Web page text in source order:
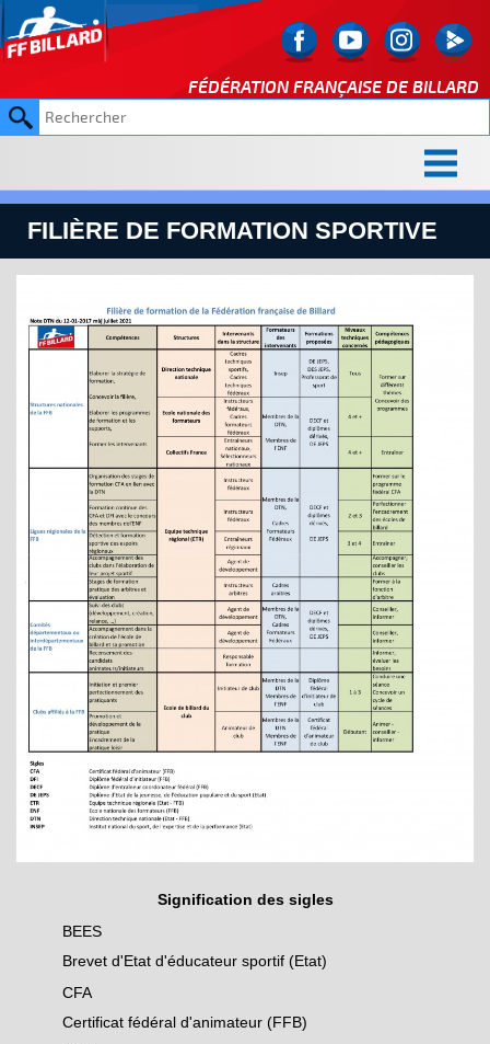
FÉDÉRATION FRANÇAISE DE BILLARD
FILIÈRE DE FORMATION SPORTIVE
Signification des sigles
BEES
Brevet d'Etat d'éducateur sportif (Etat)
CFA
Certificat fédéral d'animateur (FFB)